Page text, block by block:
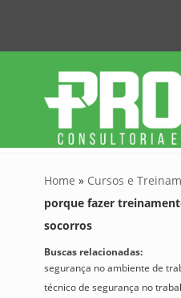
Home » Cursos e
porque fazer
socorros
Buscas relacionadas:
segurança no ambiente de
técnico de segurança no